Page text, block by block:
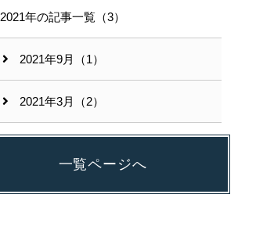
2021年の記事一覧（3）
2021年9月（1）
2021年3月（2）
一覧ページへ